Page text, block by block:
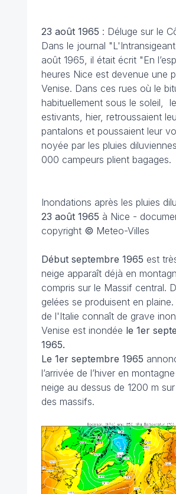
23 août 1965 : Déluge sur le
Dans le journal
août 1965, il était écrit "En
heures Nice est devenue une
Venise. Dans ces rues où le
habituellement sous le soleil,
estivants, hier, retroussaient
pantalons et poussaient leur
noyée par les pluies
000 campeurs plient bagages.
Inondations après les pluies
23 août 1965 à Nice -
copyright © Meteo-Villes
Début septembre 1965 est
neige apparaît déjà en
compris sur le Massif central.
gelées se produisent en
de l'Italie connaît de grave
Venise est inondée le 1er
1965.
Le 1er septembre 1965
l’arrivée de l’hiver en montagne
neige au dessus de 1200 m
des massifs.